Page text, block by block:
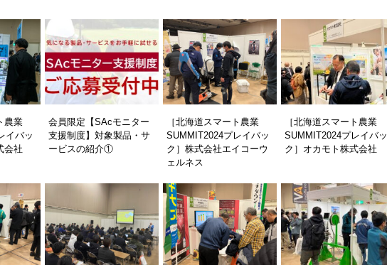
農業
イバッ
会社
会員限定【SAcモニター
支援制度】対象製品・サ
ービスの紹介①
［北海道スマート農業
SUMMIT2024プレイバッ
ク］株式会社エイコーウ
ェルネス
［北海道スマート農業
SUMMIT2024プレイバッ
ク］オカモト株式会社